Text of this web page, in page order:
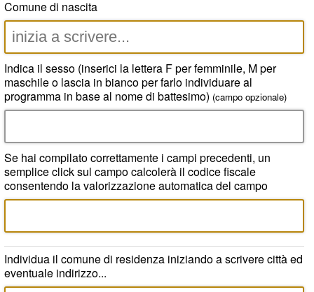
Comune di nascita
Indica il sesso (inserici la lettera F per femminile, M per
maschile o lascia in bianco per farlo individuare al
programma in base al nome di battesimo) (campo opzionale)
Se hai compilato correttamente i campi precedenti, un
semplice click sul campo calcolerà il codice fiscale
consentendo la valorizzazione automatica del campo
Individua il comune di residenza iniziando a scrivere città ed
eventuale indirizzo...